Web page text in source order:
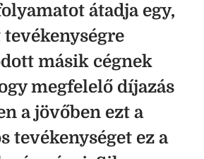
átadja egy,
tevékenységre
másik cégnek
megfelelő díjazás
a jövőben ezt a
tevékenységet ez a